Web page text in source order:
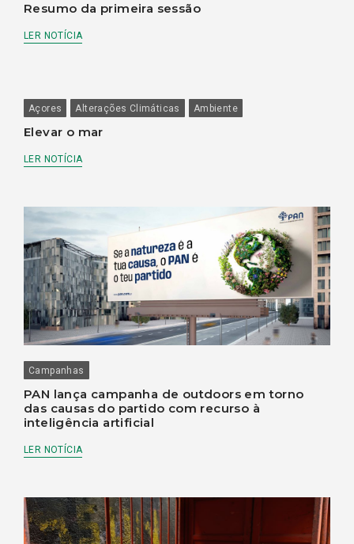
Resumo da primeira sessão
LER NOTÍCIA
Açores Alterações Climáticas Ambiente
Elevar o mar
LER NOTÍCIA
Campanhas
PAN lança campanha de outdoors em torno
das causas do partido com recurso à
inteligência artificial
LER NOTÍCIA